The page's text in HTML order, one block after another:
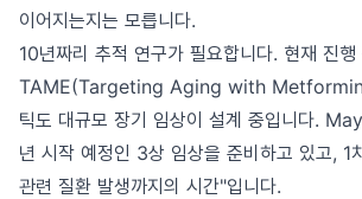
이어지는지는 모릅니다.
10년짜리 추적 연구가 필요합니다. 현재 진행
TAME(Targeting Aging with Metformin)
틱도 대규모 장기 임상이 설계 중입니다.
년 시작 예정인 3상 임상을 준비하고 있고, 1
관련 질환 발생까지의 시간"입니다.